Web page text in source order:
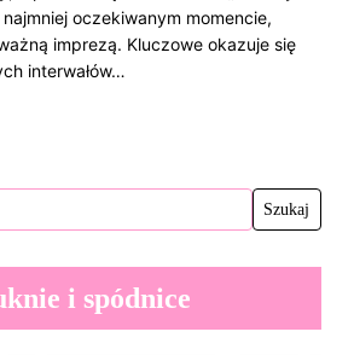
oczekiwanym momencie,
imprezą. Kluczowe okazuje się
interwałów…
i spódnice